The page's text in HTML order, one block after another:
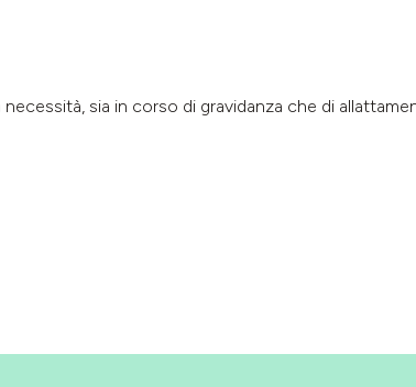
sia in corso di gravidanza che di